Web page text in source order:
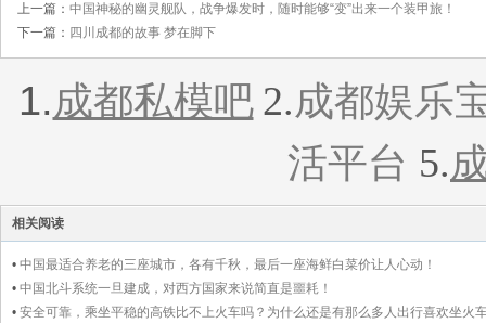
上一篇： 中国神秘的幽灵舰队，战争爆发时，随时能够“变”出来一个装甲旅！
下一篇： 四川成都的故事 梦在脚下
1.成都私模吧 2.成都娱乐
活平台 5.
相关阅读
• 中国最适合养老的三座城市，各有千秋，最后一座海鲜白菜价让人心动！
• 中国北斗系统一旦建成，对西方国家来说简直是噩耗！
• 安全可靠，乘坐平稳的高铁比不上火车吗？为什么还是有那么多人出行喜欢坐火